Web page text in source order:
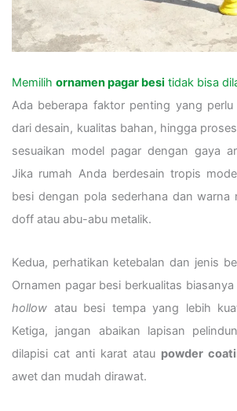
Memilih ornamen pagar besi tidak bisa
Ada beberapa faktor penting yang perlu
dari desain, kualitas bahan, hingga
sesuaikan model pagar dengan gaya
Jika rumah Anda berdesain tropis
besi dengan pola sederhana dan warna
doff atau abu-abu metalik.
Kedua, perhatikan ketebalan dan jenis
Ornamen pagar besi berkualitas
hollow atau besi tempa yang lebih
Ketiga, jangan abaikan lapisan
dilapisi cat anti karat atau powder
awet dan mudah dirawat.